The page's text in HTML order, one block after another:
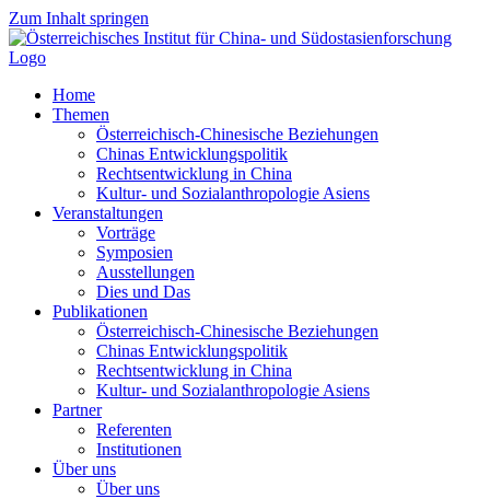
Zum Inhalt springen
Home
Themen
Österreichisch-Chinesische Beziehungen
Chinas Entwicklungspolitik
Rechtsentwicklung in China
Kultur- und Sozialanthropologie Asiens
Veranstaltungen
Vorträge
Symposien
Ausstellungen
Dies und Das
Publikationen
Österreichisch-Chinesische Beziehungen
Chinas Entwicklungspolitik
Rechtsentwicklung in China
Kultur- und Sozialanthropologie Asiens
Partner
Referenten
Institutionen
Über uns
Über uns